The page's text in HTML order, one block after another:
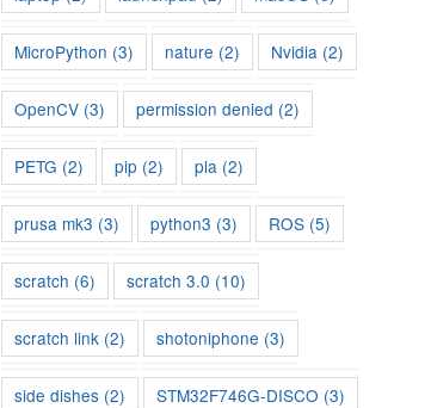
MicroPython (3) nature (2) Nvidia (2)
OpenCV (3) permission denied (2)
PETG (2) pip (2) pla (2)
prusa mk3 (3) python3 (3) ROS (5)
scratch (6) scratch 3.0 (10)
scratch link (2) shotoniphone (3)
side dishes (2) STM32F746G-DISCO (3)